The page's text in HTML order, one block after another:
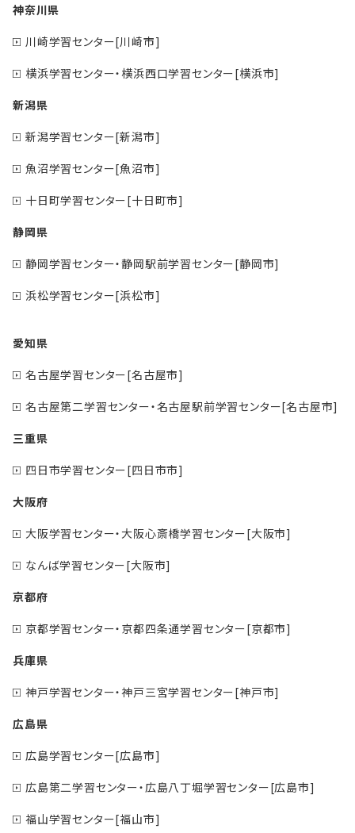
神奈川県
川崎学習センター[川崎市]
横浜学習センター・横浜西口学習センター[横浜市]
新潟県
新潟学習センター[新潟市]
魚沼学習センター[魚沼市]
十日町学習センター[十日町市]
静岡県
静岡学習センター・静岡駅前学習センター[静岡市]
浜松学習センター[浜松市]
愛知県
名古屋学習センター[名古屋市]
名古屋第二学習センター・名古屋駅前学習センター[名古屋市]
三重県
四日市学習センター[四日市市]
大阪府
大阪学習センター・大阪心斎橋学習センター[大阪市]
なんば学習センター[大阪市]
京都府
京都学習センター・京都四条通学習センター[京都市]
兵庫県
神戸学習センター・神戸三宮学習センター[神戸市]
広島県
広島学習センター[広島市]
広島第二学習センター・広島八丁堀学習センター[広島市]
福山学習センター[福山市]